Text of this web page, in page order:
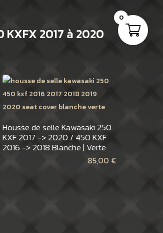
KXFX 2017 à 2020
Housse de selle Kawasaki 250
KXF 2017 -> 2020 / 450 KXF
2016 -> 2018 Blanche | Verte
85,00 €
0